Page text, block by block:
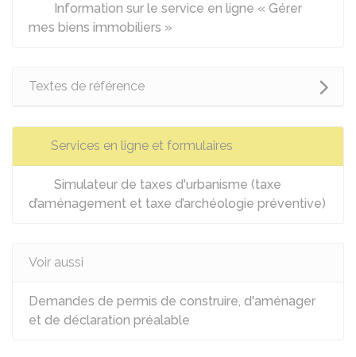
Information sur le service en ligne « Gérer
mes biens immobiliers »
Textes de référence
Services en ligne et formulaires
Simulateur de taxes d'urbanisme (taxe
d’aménagement et taxe d’archéologie préventive)
Voir aussi
Demandes de permis de construire, d'aménager
et de déclaration préalable